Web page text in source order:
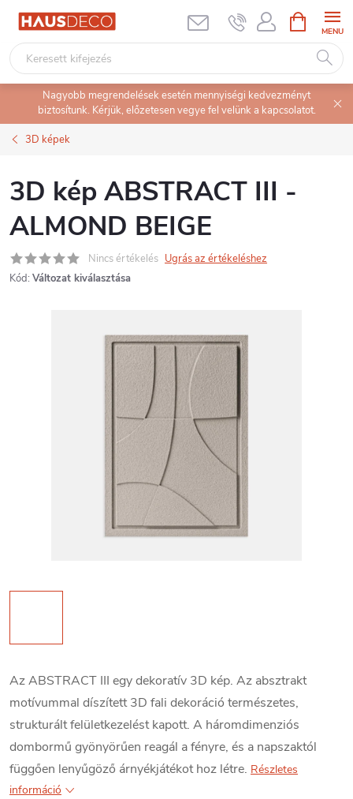
Ugrás
tartalomhoz
KOSÁR
Nagyobb megrendelések esetén mennyiségi kedvezményt
biztosítunk. Kérjük, előzetesen vegye fel velünk a kapcsolatot.
3D képek
3D kép ABSTRACT III -
ALMOND BEIGE
Nincs értékelés Ugrás az értékeléshez
Kód: Változat kiválasztása
Az ABSTRACT III egy dekoratív 3D kép. Az absztrakt
motívummal díszített 3D fali dekoráció természetes,
strukturált felületkezelést kapott. A háromdimenziós
dombormű gyönyörűen reagál a fényre, és a napszaktól
függően lenyűgöző árnyékjátékot hoz létre. Részletes
információ